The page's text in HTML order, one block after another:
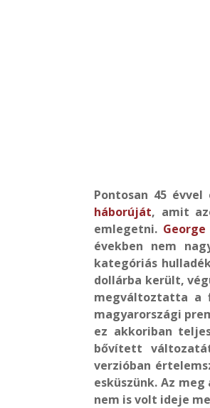
Pontosan 45
háborúját, amit
emlegetni. George
években nem
kategóriás
dollárba került,
megváltoztatta a
magyarországi
ez akkoriban
bővített
verzióban
esküszünk. Az
nem is volt ideje